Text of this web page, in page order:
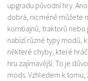
upgradu původní hry.
dobrá, nicméně můžete
kombajnů, traktorů nebo
nabízí různé typy modů,
některé chyby, které
hru zajímavější. To je
mods. Vzhledem k tomu,